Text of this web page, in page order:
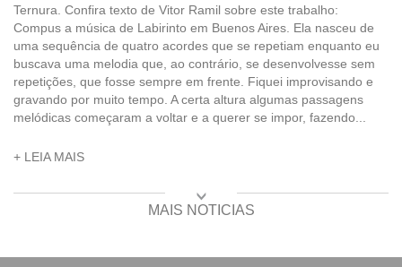
Ternura. Confira texto de Vitor Ramil sobre este trabalho:
Compus a música de Labirinto em Buenos Aires. Ela nasceu de
uma sequência de quatro acordes que se repetiam enquanto eu
buscava uma melodia que, ao contrário, se desenvolvesse sem
repetições, que fosse sempre em frente. Fiquei improvisando e
gravando por muito tempo. A certa altura algumas passagens
melódicas começaram a voltar e a querer se impor, fazendo...
+ LEIA MAIS
MAIS NOTÍCIAS